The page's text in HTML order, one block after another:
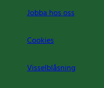
Jobba hos oss
Cookies
Visselblåsning